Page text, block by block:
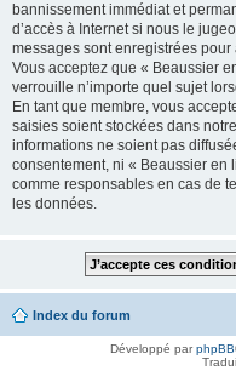
bannissement immédiat et
d’accès à Internet si nous le
messages sont enregistrées
Vous acceptez que « Beaussier
verrouille n’importe quel sujet
En tant que membre, vous
saisies soient stockées dans
informations ne soient pas
consentement, ni « Beaussier en
comme responsables en cas de
les données.
Index du forum
Développé parphpBB